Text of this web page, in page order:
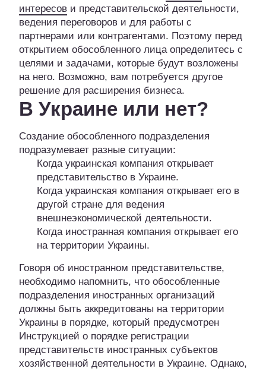
интересов и представительской деятельности,
ведения переговоров и для работы с
партнерами или контрагентами. Поэтому перед
открытием обособленного лица определитесь с
целями и задачами, которые будут возложены
на него. Возможно, вам потребуется другое
решение для расширения бизнеса.
В Украине или нет?
Создание обособленного подразделения
подразумевает разные ситуации:
Когда украинская компания открывает
представительство в Украине.
Когда украинская компания открывает его в
другой стране для ведения
внешнеэкономической деятельности.
Когда иностранная компания открывает его
на территории Украины.
Говоря об иностранном представительстве,
необходимо напомнить, что обособленные
подразделения иностранных организаций
должны быть аккредитованы на территории
Украины в порядке, который предусмотрен
Инструкцией о порядке регистрации
представительств иностранных субъектов
хозяйственной деятельности в Украине. Однако,